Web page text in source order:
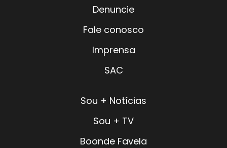
Denuncie
Fale conosco
Imprensa
SAC
Sou + Notícias
Sou + TV
Boonde Favela